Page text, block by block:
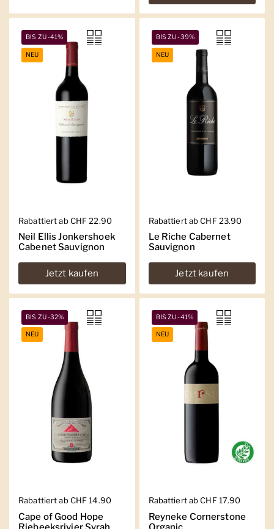
Regulärer Preis
Rabattiert ab CHF 22.90
Neil Ellis Jonkershoek
Cabenet Sauvignon
Jetzt kaufen
BIS ZU -41%
NEU
Regulärer Preis
Rabattiert ab CHF 23.90
Le Riche Cabernet
Sauvignon
Jetzt kaufen
BIS ZU -39%
NEU
Regulärer Preis
Rabattiert ab CHF 14.90
Cape of Good Hope
BIS ZU -32%
NEU
Regulärer Preis
Rabattiert ab CHF 17.90
Reyneke Cornerstone
BIS ZU -41%
NEU